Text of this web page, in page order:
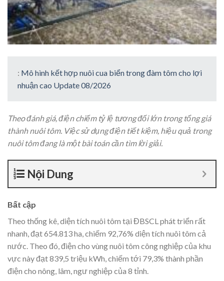
: Mô hình kết hợp nuôi cua biển trong đàm tôm cho lợi
nhuận cao Update 08/2026
Theo đánh giá, điện chiếm tỷ lệ tương đối lớn trong tổng giá
thành nuôi tôm. Việc sử dụng điện tiết kiệm, hiệu quả trong
nuôi tôm đang là một bài toán cần tìm lời giải.
Nội Dung
Bất cập
Theo thống kê, diện tích nuôi tôm tại ĐBSCL phát triển rất
nhanh, đạt 654.813 ha, chiếm 92,76% diện tích nuôi tôm cả
nước. Theo đó, điện cho vùng nuôi tôm công nghiệp của khu
vực này đạt 839,5 triệu kWh, chiếm tới 79,3% thành phần
điện cho nông, lâm, ngư nghiệp của 8 tỉnh.